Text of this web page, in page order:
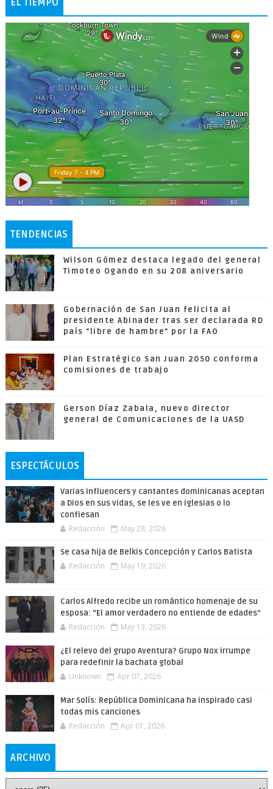
EL TIEMPO
TENDENCIAS
Wilson Gómez destaca legado del general
Timoteo Ogando en su 208 aniversario
Gobernación de San Juan felicita al
presidente Abinader tras ser declarada RD
país "libre de hambre" por la FAO
Plan Estratégico San Juan 2050 conforma
comisiones de trabajo
Gerson Díaz Zabala, nuevo director
general de Comunicaciones de la UASD
ESPECTÁCULOS
Varias influencers y cantantes dominicanas aceptan
a Dios en sus vidas, se les ve en iglesias o lo
confiesan
Redacción May 28, 2026
Se casa hija de Belkis Concepción y Carlos Batista
Redacción May 19, 2026
Carlos Alfredo recibe un romántico homenaje de su
esposa: “El amor verdadero no entiende de edades”
Redacción May 13, 2026
¿El relevo del grupo Aventura? Grupo Nox irrumpe
para redefinir la bachata global
Unknown Apr 07, 2026
Mar Solís: República Dominicana ha inspirado casi
todas mis canciones
Redacción Apr 01, 2026
ARCHIVO